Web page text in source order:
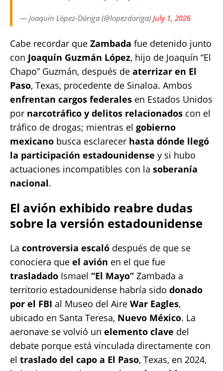
— Joaquín López-Dóriga (@lopezdoriga) July 1, 2026
Cabe recordar que Zambada fue detenido junto
con Joaquín Guzmán López, hijo de Joaquín “El
Chapo” Guzmán, después de aterrizar en El
Paso, Texas, procedente de Sinaloa. Ambos
enfrentan cargos federales en Estados Unidos
por narcotráfico y delitos relacionados con el
tráfico de drogas; mientras el gobierno
mexicano busca esclarecer hasta dónde llegó
la participación estadounidense y si hubo
actuaciones incompatibles con la soberanía
nacional.
El avión exhibido reabre dudas
sobre la versión estadounidense
La controversia escaló después de que se
conociera que el avión en el que fue
trasladado Ismael “El Mayo” Zambada a
territorio estadounidense habría sido donado
por el FBI al Museo del Aire War Eagles,
ubicado en Santa Teresa, Nuevo México. La
aeronave se volvió un elemento clave del
debate porque está vinculada directamente con
el traslado del capo a El Paso, Texas, en 2024,